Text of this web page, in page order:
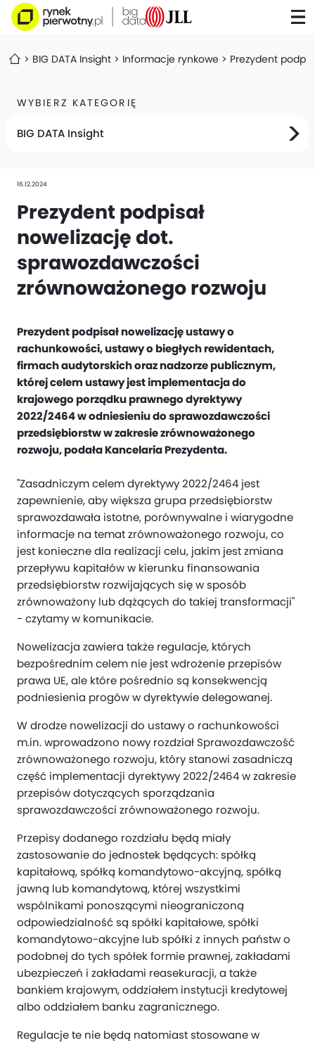
BIG DATA Insight Informacje rynkowe Prezydent
WYBIERZ KATEGORIĘ
BIG DATA Insight
16.12.2024
Prezydent podpisał
nowelizację dot.
sprawozdawczości
zrównoważonego rozwoju
Prezydent podpisał nowelizację ustawy o
rachunkowości, ustawy o biegłych rewidentach,
firmach audytorskich oraz nadzorze publicznym,
której celem ustawy jest implementacja do
krajowego porządku prawnego dyrektywy
2022/2464 w odniesieniu do sprawozdawczości
przedsiębiorstw w zakresie zrównoważonego
rozwoju, podała Kancelaria Prezydenta.
"Zasadniczym celem dyrektywy 2022/2464 jest
zapewnienie, aby większa grupa przedsiębiorstw
sprawozdawała istotne, porównywalne i wiarygodne
informacje na temat zrównoważonego rozwoju, co
jest konieczne dla realizacji celu, jakim jest zmiana
przepływu kapitałów w kierunku finansowania
przedsiębiorstw rozwijających się w sposób
zrównoważony lub dążących do takiej transformacji"
- czytamy w komunikacie.
Nowelizacja zawiera także regulacje, których
bezpośrednim celem nie jest wdrożenie przepisów
prawa UE, ale które pośrednio są konsekwencją
podniesienia progów w dyrektywie delegowanej.
W drodze nowelizacji do ustawy o rachunkowości
m.in. wprowadzono nowy rozdział Sprawozdawczość
zrównoważonego rozwoju, który stanowi zasadniczą
część implementacji dyrektywy 2022/2464 w zakresie
przepisów dotyczących sporządzania
sprawozdawczości zrównoważonego rozwoju.
Przepisy dodanego rozdziału będą miały
zastosowanie do jednostek będących: spółką
kapitałową, spółką komandytowo-akcyjną, spółką
jawną lub komandytową, której wszystkimi
wspólnikami ponoszącymi nieograniczoną
odpowiedzialność są spółki kapitałowe, spółki
komandytowo-akcyjne lub spółki z innych państw o
podobnej do tych spółek formie prawnej, zakładami
ubezpieczeń i zakładami reasekuracji, a także
bankiem krajowym, oddziałem instytucji kredytowej
albo oddziałem banku zagranicznego.
Regulacje te nie będą natomiast stosowane w